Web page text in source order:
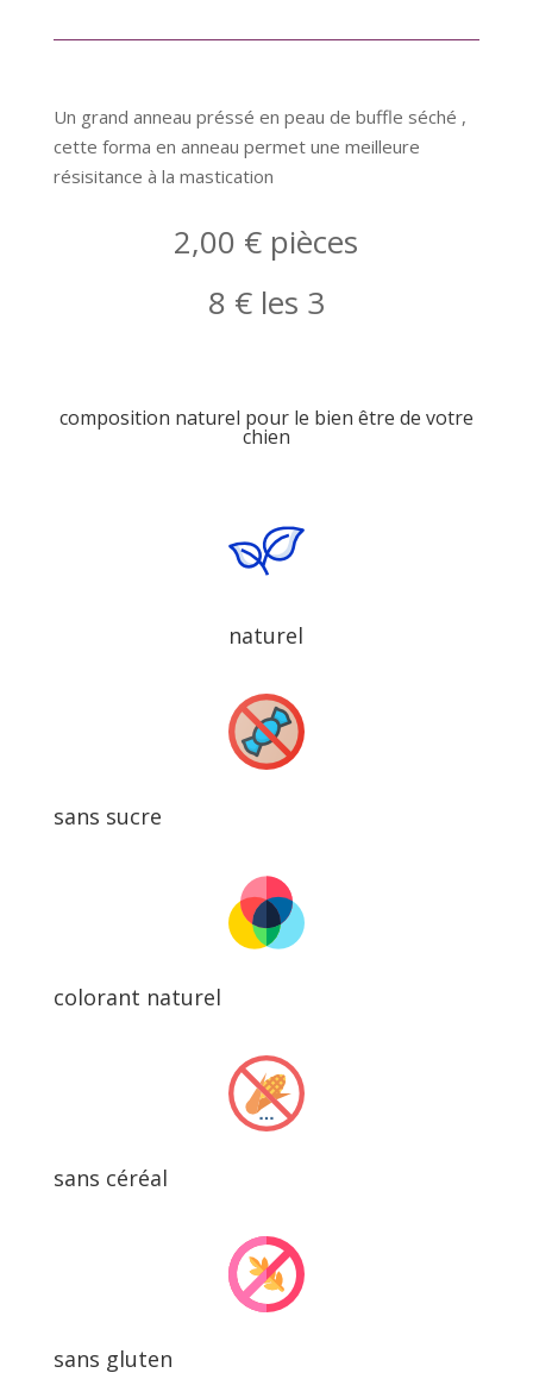
Un grand anneau préssé en peau de buffle séché ,
cette forma en anneau permet une meilleure
résisitance à la mastication
2,00 € pièces
8 € les 3
composition naturel pour le bien être de votre
chien
naturel
sans sucre
colorant naturel
sans céréal
sans gluten